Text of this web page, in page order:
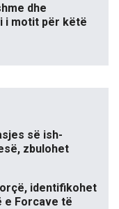
dhe
i motit për këtë
së ish-
zbulohet
identifikohet
e Forcave të